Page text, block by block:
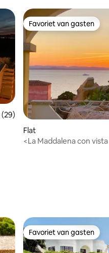
beoordeling van 5 op
(29)
Favoriet van gasten
Favoriet van gasten
Flat
<La Maddalena con
Favoriet van gasten
Favoriet van gasten